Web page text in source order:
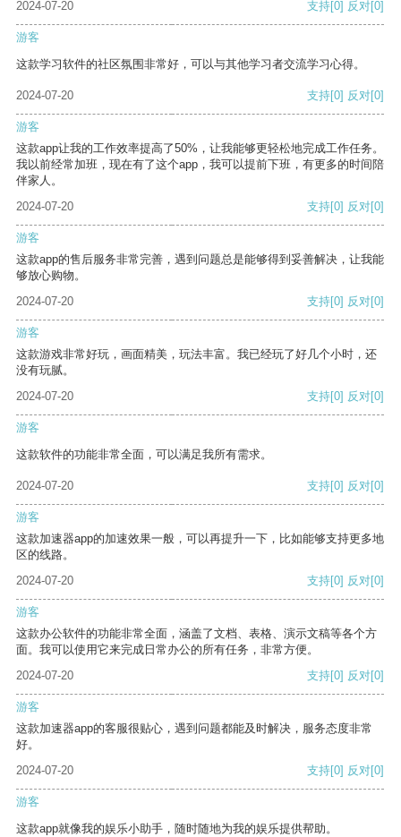
2024-07-20 支持[0] 反对[0]
游客
这款学习软件的社区氛围非常好，可以与其他学习者交流学习心得。
2024-07-20 支持[0] 反对[0]
游客
这款app让我的工作效率提高了50%，让我能够更轻松地完成工作任务。
我以前经常加班，现在有了这个app，我可以提前下班，有更多的时间陪
伴家人。
2024-07-20
支持[0] 反对[0]
游客
这款app的售后服务非常完善，遇到问题总是能够得到妥善解决，让我能
够放心购物。
2024-07-20
支持[0] 反对[0]
游客
这款游戏非常好玩，画面精美，玩法丰富。我已经玩了好几个小时，还
没有玩腻。
2024-07-20
支持[0] 反对[0]
游客
这款软件的功能非常全面，可以满足我所有需求。
2024-07-20 支持[0] 反对[0]
游客
这款加速器app的加速效果一般，可以再提升一下，比如能够支持更多地
区的线路。
2024-07-20
支持[0] 反对[0]
游客
这款办公软件的功能非常全面，涵盖了文档、表格、演示文稿等各个方
面。我可以使用它来完成日常办公的所有任务，非常方便。
2024-07-20
支持[0] 反对[0]
游客
这款加速器app的客服很贴心，遇到问题都能及时解决，服务态度非常
好。
2024-07-20
支持[0] 反对[0]
游客
这款app就像我的娱乐小助手，随时随地为我的娱乐提供帮助。